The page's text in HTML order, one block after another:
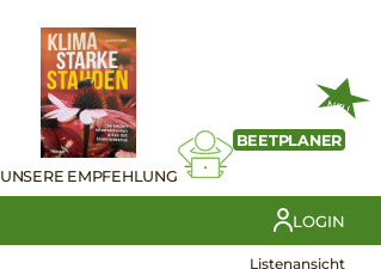
UNSERE EMPFEHLUNG
NEU
BEETPLANER
LOGIN
Listenansicht